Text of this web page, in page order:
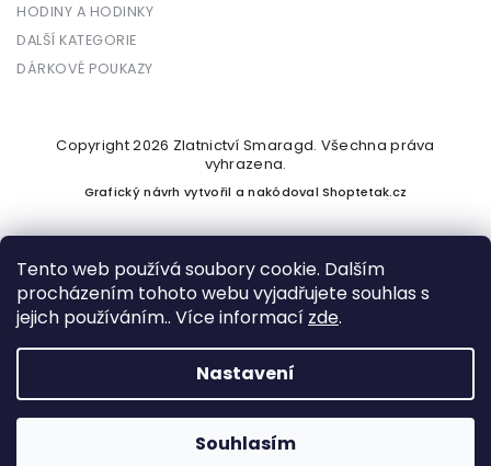
Tento web používá soubory cookie. Dalším
procházením tohoto webu vyjadřujete souhlas s
jejich používáním.. Více informací zde.
Nastavení
Souhlasím
HODINY A HODINKY
DALŠÍ KATEGORIE
DÁRKOVÉ POUKAZY
Vytvořil Shoptet
Copyright 2026 Zlatnictví Smaragd. Všechna práva
vyhrazena.
Grafický návrh vytvořil a nakódovalShoptetak.cz
Podle zákona o evidenci tržeb je prodávající povinen vystavit
kupujícímu účtenku. Zároveň je povinen zaevidovat přijatou
tržbu u správce daně online; v případě technického výpadku
pak nejpozději do 48 hodin.